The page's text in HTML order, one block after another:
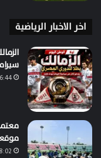
اخر الاخبار الرياضية
6:44 م21 مايو، 2026
8:02 ص19 مايو، 2026